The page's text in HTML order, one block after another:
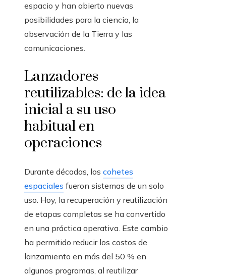
espacio y han abierto nuevas
posibilidades para la ciencia, la
observación de la Tierra y las
comunicaciones.
Lanzadores
reutilizables: de la idea
inicial a su uso
habitual en
operaciones
Durante décadas, los cohetes
espaciales fueron sistemas de un solo
uso. Hoy, la recuperación y reutilización
de etapas completas se ha convertido
en una práctica operativa. Este cambio
ha permitido reducir los costos de
lanzamiento en más del 50 % en
algunos programas, al reutilizar